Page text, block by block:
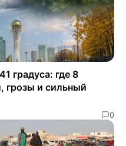
градуса: где 8
грозы и сильный
0